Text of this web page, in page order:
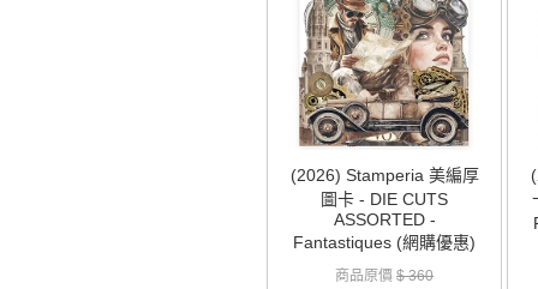
(2026) Stamperia 美編厚
圖卡 - DIE CUTS
ASSORTED -
Fantastiques (網購優惠)
商品原價 $ 360